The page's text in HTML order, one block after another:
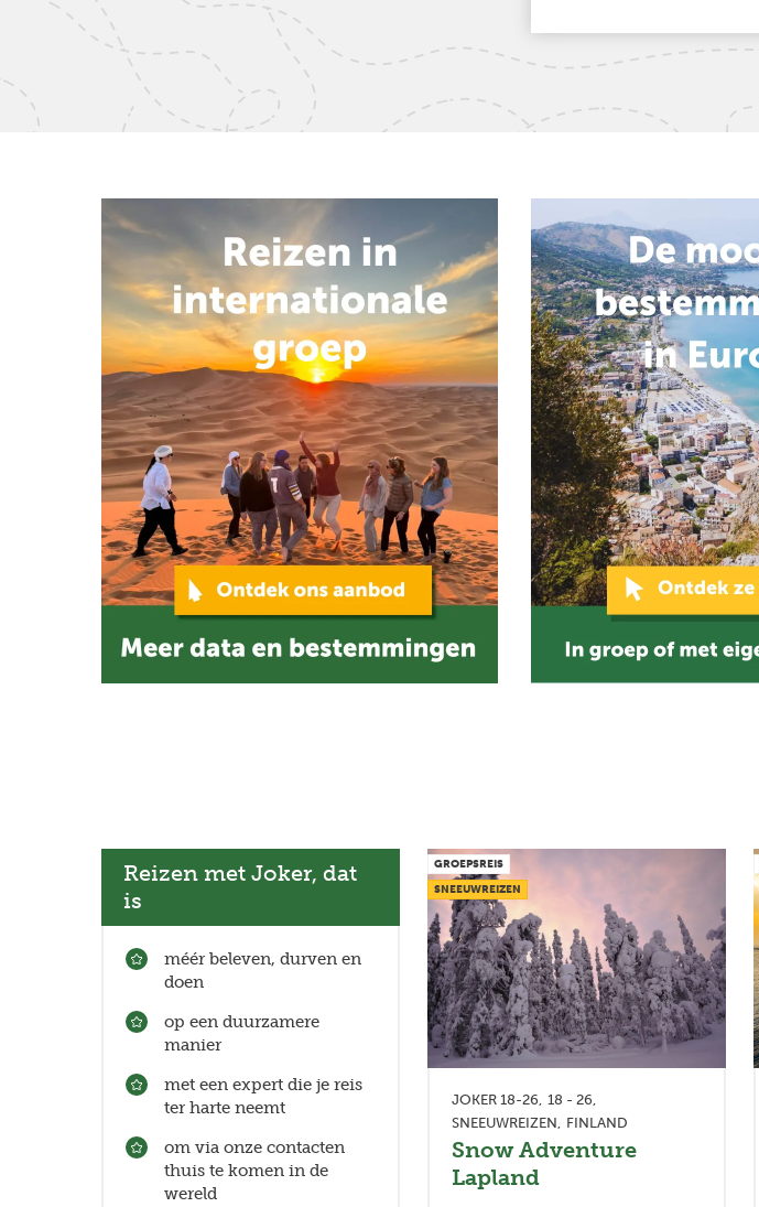
Reizen met Joker, dat
is
méér beleven, durven en
doen
op een duurzamere
manier
met een expert die je reis
ter harte neemt
om via onze contacten
thuis te komen in de
wereld
GROEPSREIS
SNEEUWREIZEN
JOKER 18-26 18 - 26
SNEEUWREIZEN
FINLAND
Snow Adventure
Lapland